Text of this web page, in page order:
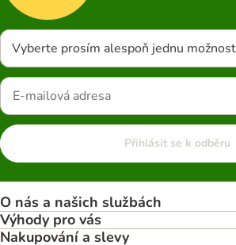
Vyberte prosím alespoň jednu možnost
Přihlásit se k odběru
O nás a našich službách
Výhody pro vás
Nakupování a slevy